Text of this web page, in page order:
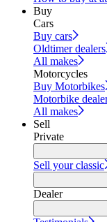
Buy
Cars
Buy cars
Oldtimer dealers
All makes
Motorcycles
Buy Motorbikes
Motorbike
All makes
Sell
Private
Sell your classic
Dealer